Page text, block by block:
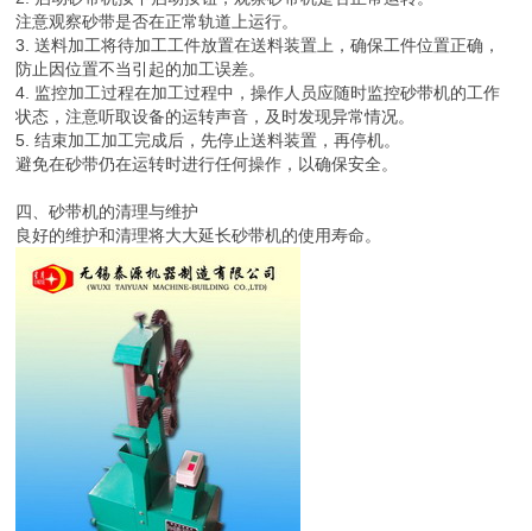
注意观察砂带是否在正常轨道上运行。
3. 送料加工将待加工工件放置在送料装置上，确保工件位置正确，
防止因位置不当引起的加工误差。
4. 监控加工过程在加工过程中，操作人员应随时监控砂带机的工作
状态，注意听取设备的运转声音，及时发现异常情况。
5. 结束加工加工完成后，先停止送料装置，再停机。
避免在砂带仍在运转时进行任何操作，以确保安全。
四、砂带机的清理与维护
良好的维护和清理将大大延长砂带机的使用寿命。